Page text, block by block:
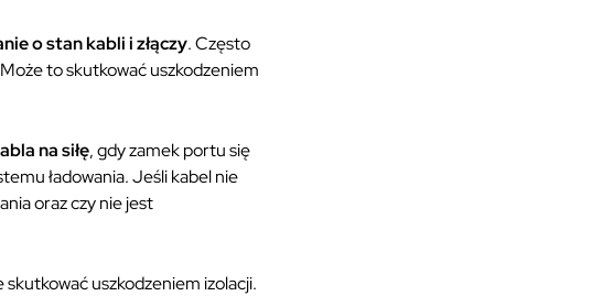
o stan kabli i złączy. Często
to skutkować uszkodzeniem
na siłę, gdy zamek portu się
ładowania. Jeśli kabel nie
oraz czy nie jest
uszkodzeniem izolacji.